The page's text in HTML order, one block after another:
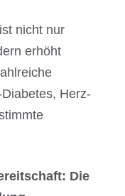
nicht nur
erhöht
Herz-
Die